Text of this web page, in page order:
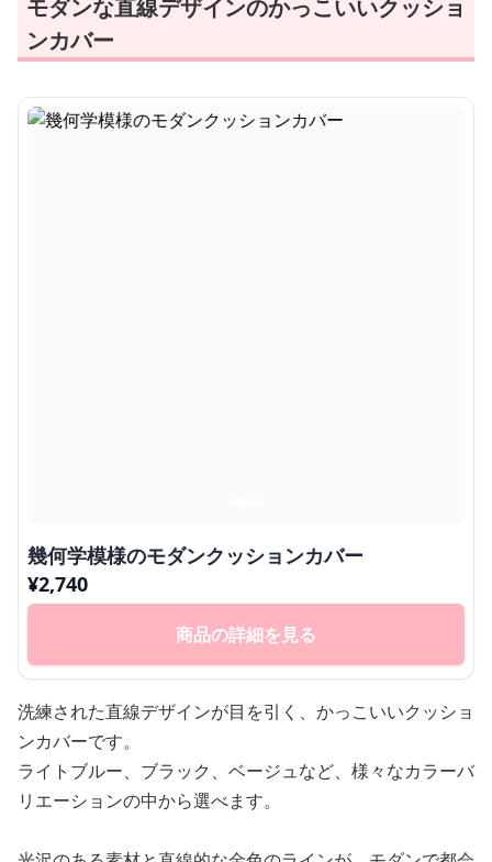
モダンな直線デザインのかっこいいクッショ
ンカバー
幾何学模様のモダンクッションカバー
¥2,740
商品の詳細を見る
洗練された直線デザインが目を引く、かっこいいクッショ
ンカバーです。
ライトブルー、ブラック、ベージュなど、様々なカラーバ
リエーションの中から選べます。